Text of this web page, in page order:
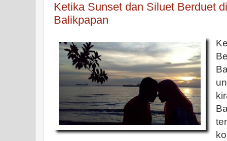
Ketika Sunset dan Siluet Berduet
Balikpapan